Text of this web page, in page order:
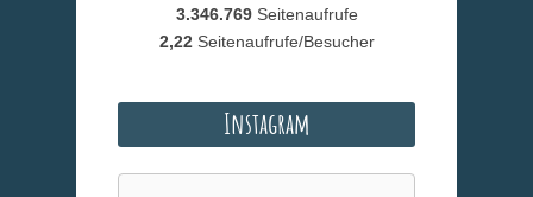
3.346.769 Seitenaufrufe
2,22 Seitenaufrufe/Besucher
Instagram